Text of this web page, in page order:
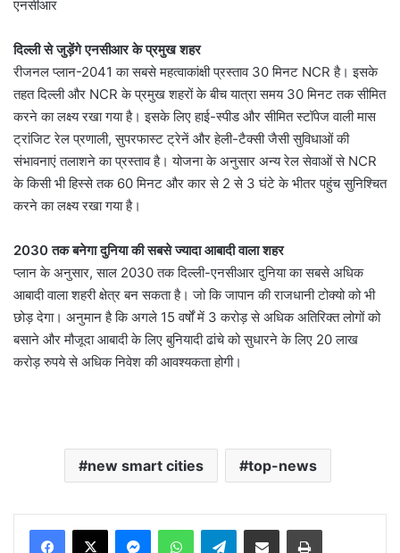
एनसीआर
दिल्ली से जुड़ेंगे एनसीआर के प्रमुख शहर
रीजनल प्लान-2041 का सबसे महत्वाकांक्षी प्रस्ताव 30 मिनट NCR है। इसके
तहत दिल्ली और NCR के प्रमुख शहरों के बीच यात्रा समय 30 मिनट तक सीमित
करने का लक्ष्य रखा गया है। इसके लिए हाई-स्पीड और सीमित स्टॉपेज वाली मास
ट्रांजिट रेल प्रणाली, सुपरफास्ट ट्रेनें और हेली-टैक्सी जैसी सुविधाओं की
संभावनाएं तलाशने का प्रस्ताव है। योजना के अनुसार अन्य रेल सेवाओं से NCR
के किसी भी हिस्से तक 60 मिनट और कार से 2 से 3 घंटे के भीतर पहुंच सुनिश्चित
करने का लक्ष्य रखा गया है।
2030 तक बनेगा दुनिया की सबसे ज्यादा आबादी वाला शहर
प्लान के अनुसार, साल 2030 तक दिल्ली-एनसीआर दुनिया का सबसे अधिक
आबादी वाला शहरी क्षेत्र बन सकता है। जो कि जापान की राजधानी टोक्यो को भी
छोड़ देगा। अनुमान है कि अगले 15 वर्षों में 3 करोड़ से अधिक अतिरिक्त लोगों को
बसाने और मौजूदा आबादी के लिए बुनियादी ढांचे को सुधारने के लिए 20 लाख
करोड़ रुपये से अधिक निवेश की आवश्यकता होगी।
new smart cities top-news
MessengerWhatsAppTelegramShare via Email Print